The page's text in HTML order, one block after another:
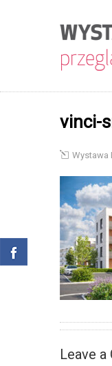
vinci-
Wystawa
Leave a